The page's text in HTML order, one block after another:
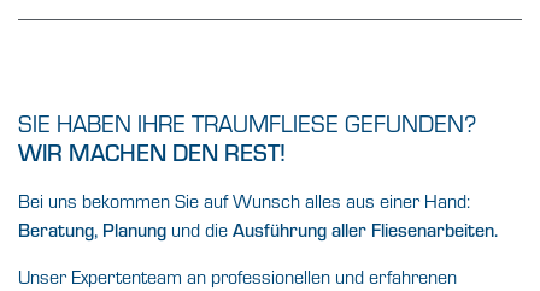
SIE HABEN IHRE TRAUMFLIESE GEFUNDEN?
WIR MACHEN DEN REST!
Bei uns bekommen Sie auf Wunsch alles aus einer Hand:
Beratung, Planung und die Ausführung aller Fliesenarbeiten.
Unser Expertenteam an professionellen und erfahrenen